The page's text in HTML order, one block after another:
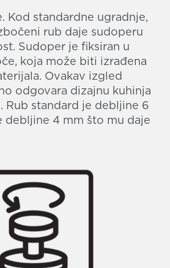
Kod standardne ugradnje,
rub daje sudoperu
Sudoper je fiksiran u
koja može biti izrađena
Ovakav izgled
odgovara dizajnu kuhinja
Rub standard je debljine 6
debljine 4 mm što mu daje